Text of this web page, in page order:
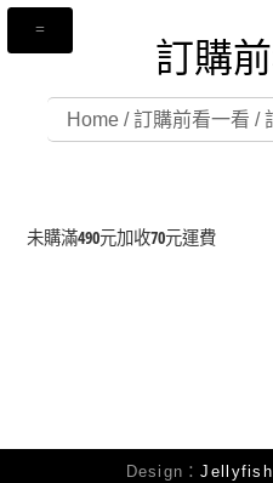
訂購
Home/訂購前看一看 /
未購滿490元加收70元運費
Design：